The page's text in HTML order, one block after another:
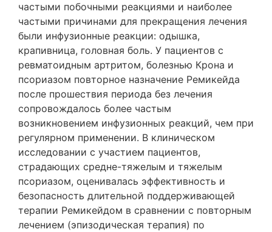
частыми побочными реакциями и наиболее
частыми причинами для прекращения лечения
были инфузионные реакции: одышка,
крапивница, головная боль. У пациентов с
ревматоидным артритом, болезнью Крона и
псориазом повторное назначение Ремикейда
после прошествия периода без лечения
сопровождалось более частым
возникновением инфузионных реакций, чем при
регулярном применении. В клиническом
исследовании с участием пациентов,
страдающих средне-тяжелым и тяжелым
псориазом, оценивалась эффективность и
безопасность длительной поддерживающей
терапии Ремикейдом в сравнении с повторным
лечением (эпизодическая терапия) по